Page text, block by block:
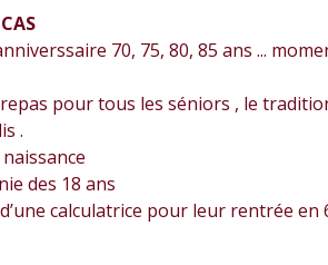
70, 75, 80, 85 ans ...
pour tous les séniors , le
.
des 18 ans
calculatrice pour leur rentrée en